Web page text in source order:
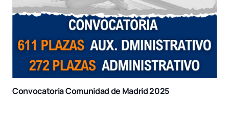
Convocatoria Comunidad de Madrid 2025